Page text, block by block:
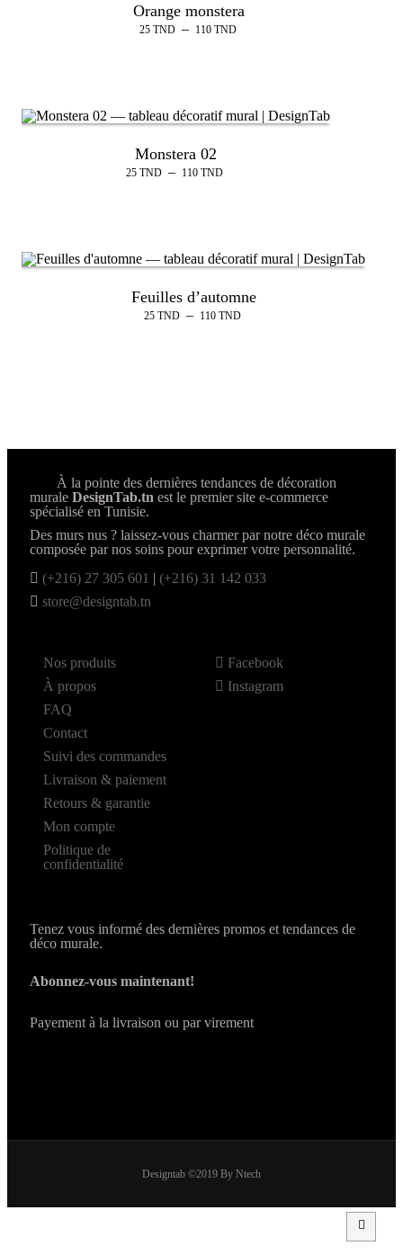
Orange monstera
25 TND – 110 TND
Monstera 02
25 TND – 110 TND
Feuilles d’automne
25 TND – 110 TND
À la pointe des dernières tendances de décoration
murale DesignTab.tn est le premier site e-commerce
spécialisé en Tunisie.
Des murs nus ? laissez-vous charmer par notre déco murale
composée par nos soins pour exprimer votre personnalité.
(+216) 27 305 601 | (+216) 31 142 033
store@designtab.tn
Nos produits
À propos
FAQ
Contact
Suivi des commandes
Livraison & paiement
Retours & garantie
Mon compte
Politique de
confidentialité
Facebook
Instagram
Tenez vous informé des dernières promos et tendances de
déco murale.
Abonnez-vous maintenant!
Payement à la livraison ou par virement
Designtab ©2019 By Ntech